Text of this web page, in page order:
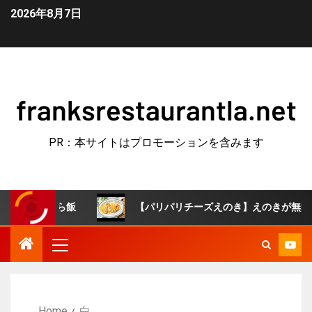
2026年8月7日
franksrestaurantla.net
PR：本サイトはプロモーションを含みます
ら飯 【パリパリチーズえのき】えのきが無限おつま